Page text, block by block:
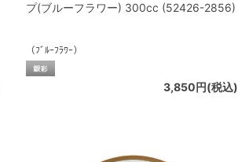
プ(ブルーフラワー) 300cc (52426-2856)
（ﾌﾞﾙｰﾌﾗﾜｰ）
3,850円(税込)